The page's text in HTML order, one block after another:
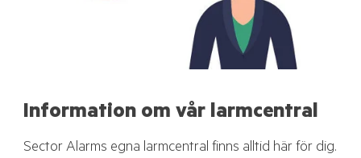
Information om vår larmcentral
Sector Alarms egna larmcentral finns alltid här för dig.